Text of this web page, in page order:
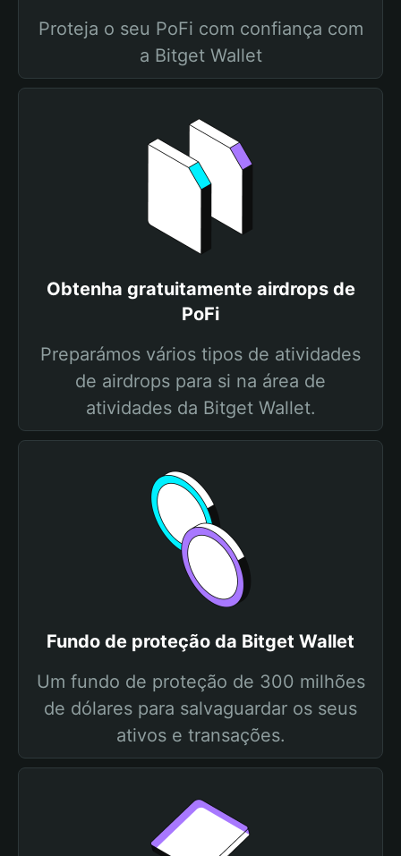
Proteja o seu PoFi com confiança com
a Bitget Wallet
Obtenha gratuitamente airdrops de
PoFi
Preparámos vários tipos de atividades
de airdrops para si na área de
atividades da Bitget Wallet.
Fundo de proteção da Bitget Wallet
Um fundo de proteção de 300 milhões
de dólares para salvaguardar os seus
ativos e transações.